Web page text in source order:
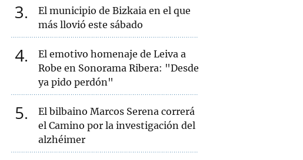
3
El municipio de Bizkaia en el que
más llovió este sábado
4
El emotivo homenaje de Leiva a
Robe en Sonorama Ribera: "Desde
ya pido perdón"
5
El bilbaino Marcos Serena correrá
el Camino por la investigación del
alzhéimer